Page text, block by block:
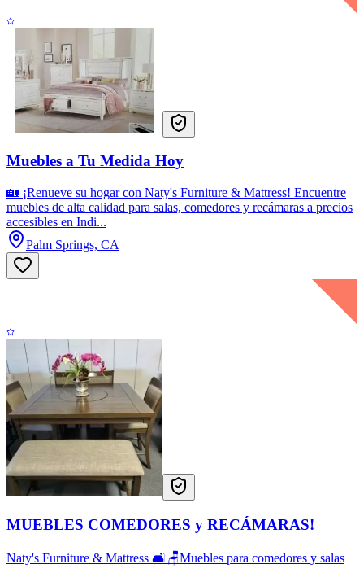
Muebles a Tu Medida Hoy
🏡 ¡Renueve su hogar con Naty's Furniture & Mattress! Encuentre
muebles de alta calidad para salas, comedores y recámaras a precios
accesibles en Indi...
Palm Springs, CA
MUEBLES COMEDORES y RECÁMARAS!
Naty's Furniture & Mattress 🛋️🪑Muebles para comedores y salas